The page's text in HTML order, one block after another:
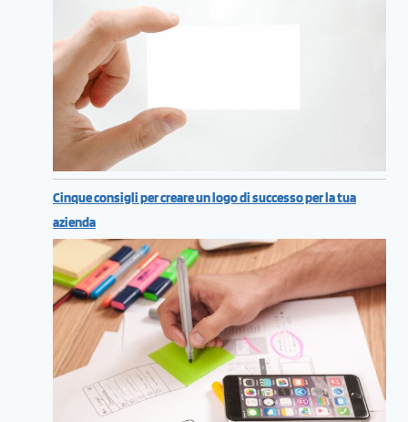
Cinque consigli per creare un logo di successo per la tua
azienda